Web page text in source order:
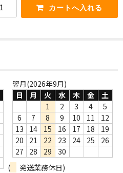
翌月(2026年9月)
日
月 火 水 木 金
土
1
2 3 4
5
6
7 8 9 10 11
12
13
14 15 16 17 18
19
20
21 22 23 24 25
26
27
28 29
30
(
発送業務休日)